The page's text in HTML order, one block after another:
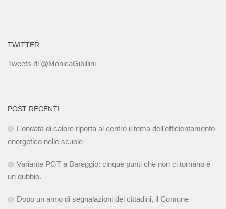
TWITTER
Tweets di @MonicaGibillini
POST RECENTI
L’ondata di calore riporta al centro il tema dell’efficientamento
energetico nelle scuole
Variante PGT a Bareggio: cinque punti che non ci tornano e
un dubbio.
Dopo un anno di segnalazioni dei cittadini, il Comune